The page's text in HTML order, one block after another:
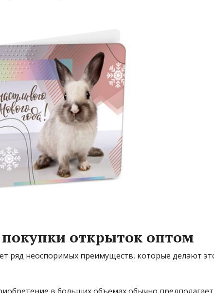
открыток оптом
ряд неоспоримых преимуществ, которые делают